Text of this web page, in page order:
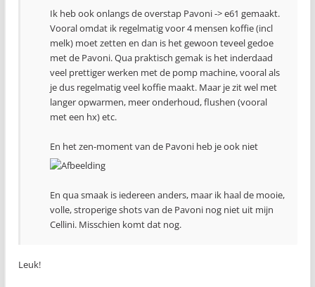
Ik heb ook onlangs de overstap Pavoni -> e61 gemaakt.
Vooral omdat ik regelmatig voor 4 mensen koffie (incl
melk) moet zetten en dan is het gewoon teveel gedoe
met de Pavoni. Qua praktisch gemak is het inderdaad
veel prettiger werken met de pomp machine, vooral als
je dus regelmatig veel koffie maakt. Maar je zit wel met
langer opwarmen, meer onderhoud, flushen (vooral
met een hx) etc.
En het zen-moment van de Pavoni heb je ook niet
En qua smaak is iedereen anders, maar ik haal de mooie,
volle, stroperige shots van de Pavoni nog niet uit mijn
Cellini. Misschien komt dat nog.
Leuk!